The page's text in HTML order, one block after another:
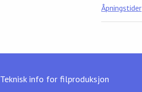
Åpningstider
Teknisk info for filproduksjon